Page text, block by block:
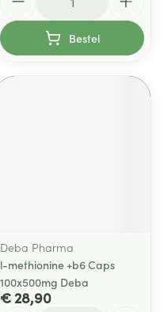
Bestel
Deba Pharma
l-methionine +b6 Caps
100x500mg Deba
€ 28,90